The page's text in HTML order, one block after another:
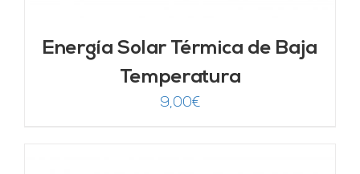
Energía Solar Térmica de Baja
Temperatura
9,00€